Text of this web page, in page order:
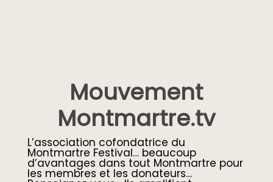
Mouvement
Montmartre.tv
L’association cofondatrice du
Montmartre Festival… beaucoup
d’avantages dans tout Montmartre pour
les membres et les donateurs…